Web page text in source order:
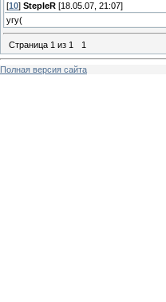
[10] StepleR [18.05.07, 21:07]
угу(
Страница 1 из 1 1
Полная версия сайта